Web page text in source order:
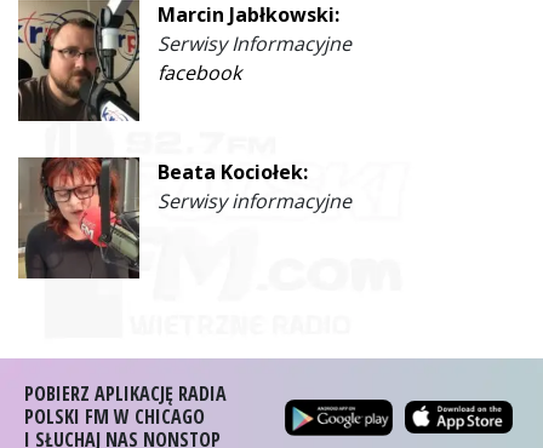
Marcin Jabłkowski:
Serwisy Informacyjne
facebook
Beata Kociołek:
Serwisy informacyjne
POBIERZ APLIKACJĘ RADIA
POLSKI FM W CHICAGO
I SŁUCHAJ NAS NONSTOP